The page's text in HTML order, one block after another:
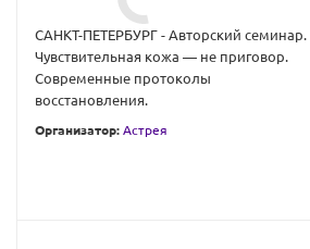
САНКТ-ПЕТЕРБУРГ - Авторский семинар.
Чувствительная кожа — не приговор.
Современные протоколы
восстановления.
Организатор: Астрея